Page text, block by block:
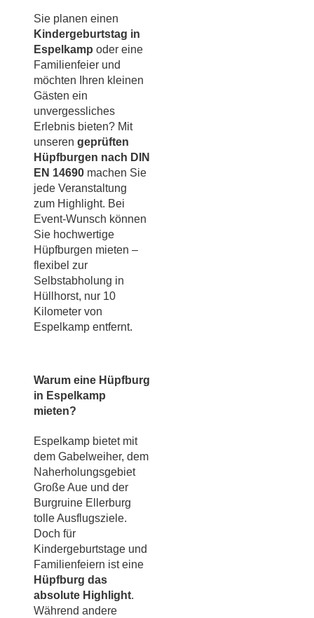
Sie planen einen
Kindergeburtstag in
Espelkamp oder eine
Familienfeier und
möchten Ihren kleinen
Gästen ein
unvergessliches
Erlebnis bieten? Mit
unseren geprüften
Hüpfburgen nach DIN
EN 14690 machen Sie
jede Veranstaltung
zum Highlight. Bei
Event-Wunsch können
Sie hochwertige
Hüpfburgen mieten –
flexibel zur
Selbstabholung in
Hüllhorst, nur 10
Kilometer von
Espelkamp entfernt.
Warum eine Hüpfburg
in Espelkamp
mieten?
Espelkamp bietet mit
dem Gabelweiher, dem
Naherholungsgebiet
Große Aue und der
Burgruine Ellerburg
tolle Ausflugsziele.
Doch für
Kindergeburtstage und
Familienfeiern ist eine
Hüpfburg das
absolute Highlight.
Während andere